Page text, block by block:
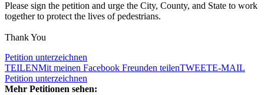
Please sign the petition and urge the City, County, and State to work
together to protect the lives of pedestrians.
Thank You
Petition unterzeichnen
TEILENMit meinen Facebook Freunden teilenTWEETE-MAIL
Petition unterzeichnen
Mehr Petitionen sehen: